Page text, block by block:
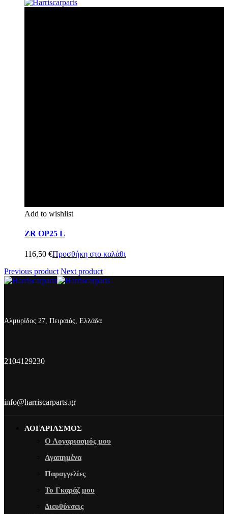
Add to wishlist
ZR OP25 L
116,50 €Προσθήκη στο καλάθι
Previous product Next product
Αλμυρίδος 27, Πειραιάς, Ελλάδα
2104129230
info@harriscarparts.gr
ΛΟΓΑΡΙΑΣΜΟΣ
Ο Λογαριασμός μου
Αγαπημένα
Παραγγελίες
Το Γκαράζ μου
Διευθύνσεις